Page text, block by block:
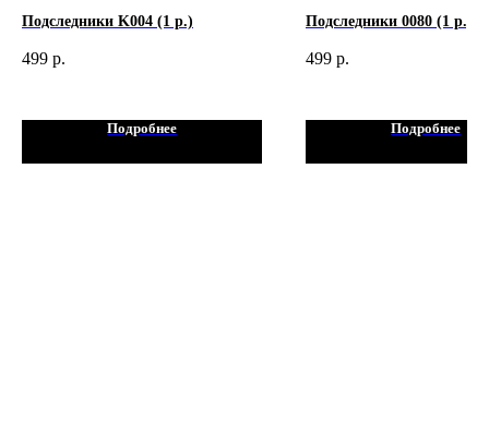
Подследники K004 (1 p.)
499 р.
Подробнее
Подследники 0080 (1 p.)
499 р.
Подробнее